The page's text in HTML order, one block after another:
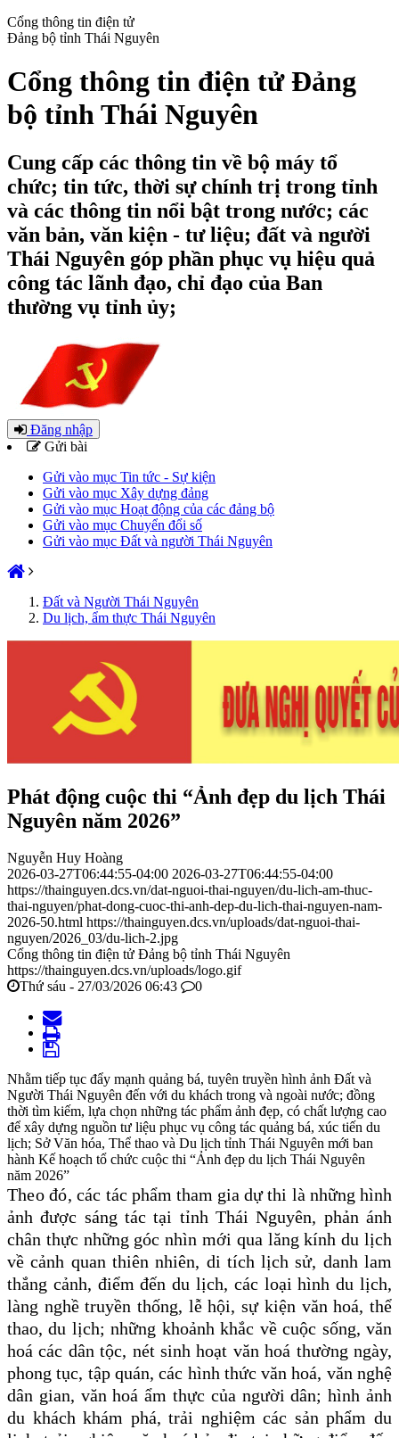
Cổng thông tin điện tử
Đảng bộ tỉnh Thái Nguyên
Cổng thông tin điện tử Đảng
bộ tỉnh Thái Nguyên
Cung cấp các thông tin về bộ máy tổ
chức; tin tức, thời sự chính trị trong tỉnh
và các thông tin nổi bật trong nước; các
văn bản, văn kiện - tư liệu; đất và người
Thái Nguyên góp phần phục vụ hiệu quả
công tác lãnh đạo, chỉ đạo của Ban
thường vụ tỉnh ủy;
Đăng nhập
Gửi bài
Gửi vào mục Tin tức - Sự kiện
Gửi vào mục Xây dựng đảng
Gửi vào mục Hoạt động của các đảng bộ
Gửi vào mục Chuyển đổi số
Gửi vào mục Đất và người Thái Nguyên
Đất và Người Thái Nguyên
Du lịch, ẩm thực Thái Nguyên
Phát động cuộc thi “Ảnh đẹp du lịch Thái
Nguyên năm 2026”
Nguyễn Huy Hoàng
2026-03-27T06:44:55-04:00 2026-03-27T06:44:55-04:00
https://thainguyen.dcs.vn/dat-nguoi-thai-nguyen/du-lich-am-thuc-
thai-nguyen/phat-dong-cuoc-thi-anh-dep-du-lich-thai-nguyen-nam-
2026-50.html https://thainguyen.dcs.vn/uploads/dat-nguoi-thai-
nguyen/2026_03/du-lich-2.jpg
Cổng thông tin điện tử Đảng bộ tỉnh Thái Nguyên
https://thainguyen.dcs.vn/uploads/logo.gif
Thứ sáu - 27/03/2026 06:43
0
Nhằm tiếp tục đẩy mạnh quảng bá, tuyên truyền hình ảnh Đất và
Người Thái Nguyên đến với du khách trong và ngoài nước; đồng
thời tìm kiếm, lựa chọn những tác phẩm ảnh đẹp, có chất lượng cao
để xây dựng nguồn tư liệu phục vụ công tác quảng bá, xúc tiến du
lịch; Sở Văn hóa, Thể thao và Du lịch tỉnh Thái Nguyên mới ban
hành Kế hoạch tổ chức cuộc thi “Ảnh đẹp du lịch Thái Nguyên
năm 2026”
Theo đó, các tác phẩm tham gia dự thi là những hình
ảnh được sáng tác tại tỉnh Thái Nguyên, phản ánh
chân thực những góc nhìn mới qua lăng kính du lịch
về cảnh quan thiên nhiên, di tích lịch sử, danh lam
thắng cảnh, điểm đến du lịch, các loại hình du lịch,
làng nghề truyền thống, lễ hội, sự kiện văn hoá, thể
thao, du lịch; những khoảnh khắc về cuộc sống, văn
hoá các dân tộc, nét sinh hoạt văn hoá thường ngày,
phong tục, tập quán, các hình thức văn hoá, văn nghệ
dân gian, văn hoá ẩm thực của người dân; hình ảnh
du khách khám phá, trải nghiệm các sản phẩm du